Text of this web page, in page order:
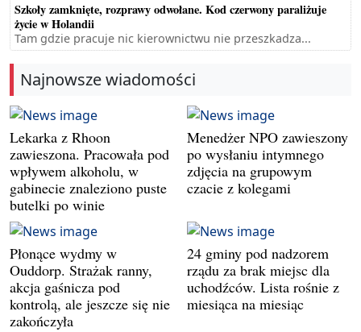
Szkoły zamknięte, rozprawy odwołane. Kod czerwony paraliżuje
życie w Holandii
Tam gdzie pracuje nic kierownictwu nie przeszkadza...
Najnowsze wiadomości
Lekarka z Rhoon
zawieszona. Pracowała pod
wpływem alkoholu, w
gabinecie znaleziono puste
butelki po winie
Menedżer NPO zawieszony
po wysłaniu intymnego
zdjęcia na grupowym
czacie z kolegami
Płonące wydmy w
Ouddorp. Strażak ranny,
akcja gaśnicza pod
kontrolą, ale jeszcze się nie
zakończyła
24 gminy pod nadzorem
rządu za brak miejsc dla
uchodźców. Lista rośnie z
miesiąca na miesiąc